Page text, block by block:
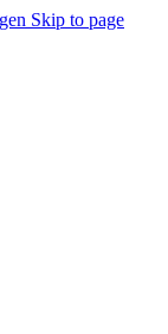
Skip to page